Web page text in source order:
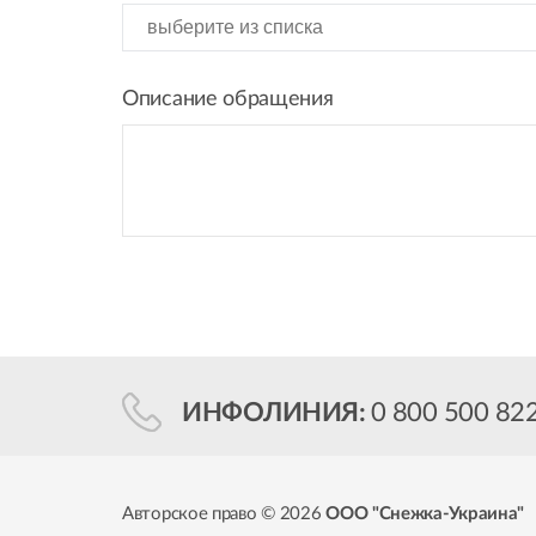
Описание обращения
ИНФОЛИНИЯ: 0 800 500
Авторское право © 2026ООО "Снежка-Украина"